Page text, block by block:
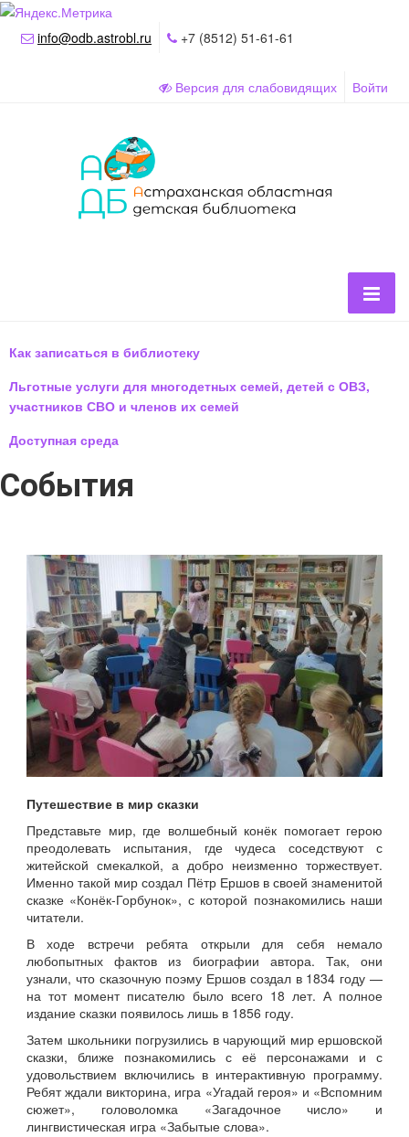
info@odb.astrobl.ru +7 (8512) 51-61-61
Версия для слабовидящих Войти
Как записаться в библиотеку
Льготные услуги для многодетных семей, детей с ОВЗ,
участников СВО и членов их семей
Доступная среда
События
Путешествие в мир сказки
Представьте мир, где волшебный конёк помогает герою
преодолевать испытания, где чудеса соседствуют с
житейской смекалкой, а добро неизменно торжествует.
Именно такой мир создал Пётр Ершов в своей знаменитой
сказке «Конёк‑Горбунок», с которой познакомились наши
читатели.
В ходе встречи ребята открыли для себя немало
любопытных фактов из биографии автора. Так, они
узнали, что сказочную поэму Ершов создал в 1834 году —
на тот момент писателю было всего 18 лет. А полное
издание сказки появилось лишь в 1856 году.
Затем школьники погрузились в чарующий мир ершовской
сказки, ближе познакомились с её персонажами и с
удовольствием включились в интерактивную программу.
Ребят ждали викторина, игра «Угадай героя» и «Вспомним
сюжет», головоломка «Загадочное число» и
лингвистическая игра «Забытые слова».